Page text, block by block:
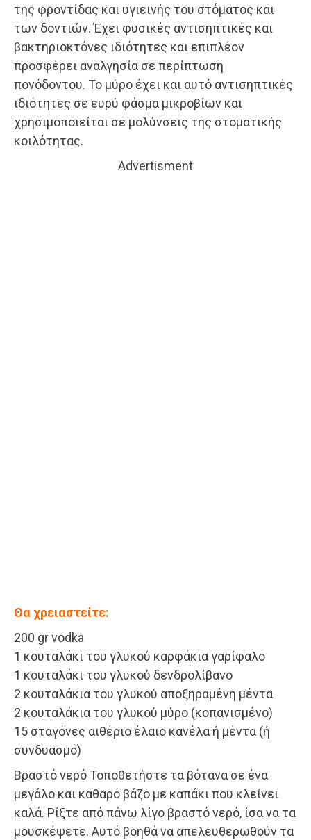
της φροντίδας και υγιεινής του στόματος και
των δοντιών. Έχει φυσικές αντισηπτικές και
βακτηριοκτόνες ιδιότητες και επιπλέον
προσφέρει αναλγησία σε περίπτωση
πονόδοντου. Το μύρο έχει και αυτό αντισηπτικές
ιδιότητες σε ευρύ φάσμα μικροβίων και
χρησιμοποιείται σε μολύνσεις της στοματικής
κοιλότητας.
Advertisment
Θα χρειαστείτε:
200 gr vodka
1 κουταλάκι του γλυκού καρφάκια γαρίφαλο
1 κουταλάκι του γλυκού δενδρολίβανο
2 κουταλάκια του γλυκού αποξηραμένη μέντα
2 κουταλάκια του γλυκού μύρο (κοπανισμένο)
15 σταγόνες αιθέριο έλαιο κανέλα ή μέντα (ή
συνδυασμό)
Βραστό νερό Τοποθετήστε τα βότανα σε ένα
μεγάλο και καθαρό βάζο με καπάκι που κλείνει
καλά. Ρίξτε από πάνω λίγο βραστό νερό, ίσα να τα
μουσκέψετε. Αυτό βοηθά να απελευθερωθούν τα